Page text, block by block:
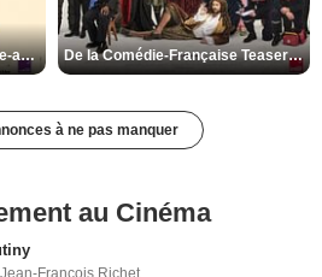
Les Matins merveilleux Bande-annonce VF De la Comédie-Française Teaser VF
à ne pas manquer
au Cinéma
François Richet